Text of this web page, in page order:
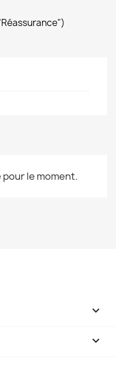
pour le moment.

